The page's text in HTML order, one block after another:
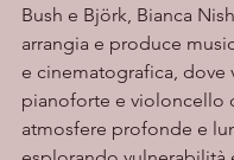
Bush e Björk, Bianca
arrangia e produce
e cinematografica, dove
pianoforte e violoncello
atmosfere profonde e